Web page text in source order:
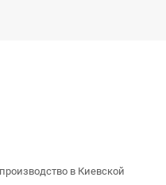
в Киевской